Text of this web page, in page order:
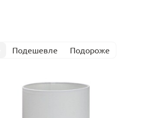
Подешевле Подороже